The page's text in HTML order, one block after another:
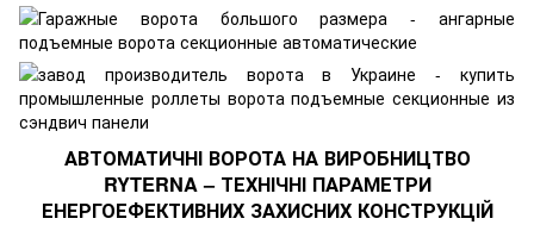
АВТОМАТИЧНІ ВОРОТА НА ВИРОБНИЦТВО
RYTERNA – ТЕХНІЧНІ ПАРАМЕТРИ
ЕНЕРГОЕФЕКТИВНИХ ЗАХИСНИХ КОНСТРУКЦІЙ